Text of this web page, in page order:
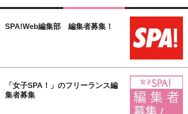
SPA!Web編集部 編集者募集！
「女子SPA！」のフリーランス編
集者募集